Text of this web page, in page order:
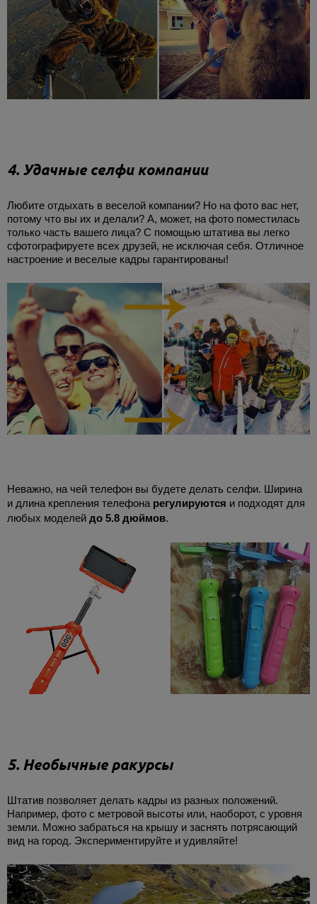
4. Удачные селфи компании
Любите отдыхать в веселой компании? Но на фото вас нет,
потому что вы их и делали? А, может, на фото поместилась
только часть вашего лица? С помощью штатива вы легко
сфотографируете всех друзей, не исключая себя. Отличное
настроение и веселые кадры гарантированы!
Неважно, на чей телефон вы будете делать селфи. Ширина
и длина крепления телефона регулируются и подходят для
любых моделей до 5.8 дюймов.
5. Необычные ракурсы
Штатив позволяет делать кадры из разных положений.
Например, фото с метровой высоты или, наоборот, с уровня
земли. Можно забраться на крышу и заснять потрясающий
вид на город. Экспериментируйте и удивляйте!